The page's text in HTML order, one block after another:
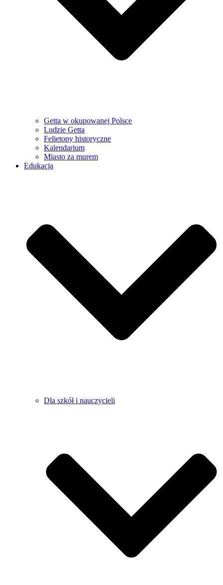
Getta w okupowanej Polsce
Ludzie Getta
Felietony historyczne
Kalendarium
Miasto za murem
Edukacja
Dla szkół i nauczycieli